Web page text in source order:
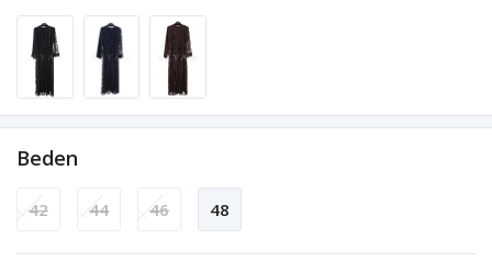
Beden
42 44 46 48